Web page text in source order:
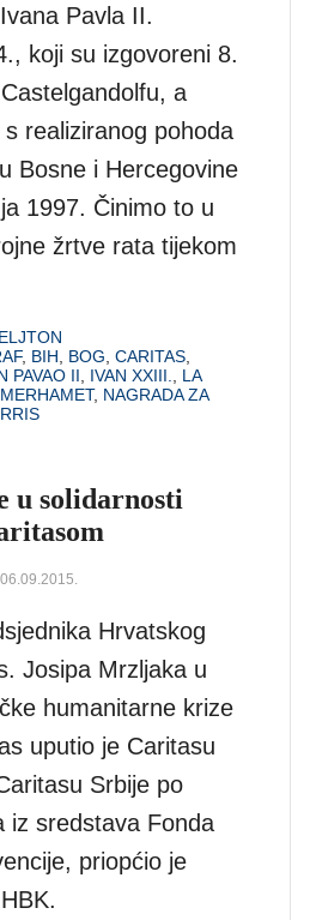
Pavla II.
koji su izgovoreni 8.
a
realiziranog pohoda
Bosne i Hercegovine
1997. Činimo to u
žrtve rata tijekom
, BIH BOG ,CARITAS
PAVAO II IVAN XXIII.
LA
MERHAMET, NAGRADA ZA
u solidarnosti
Hrvatskog
Josipa Mrzljaka u
humanitarne krize
uputio je Caritasu
Srbije po
iz sredstava Fonda
priopćio je